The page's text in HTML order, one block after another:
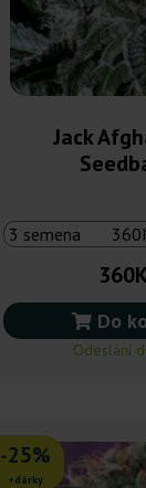
Jack
Do
Odeslání
-25%
+dárky